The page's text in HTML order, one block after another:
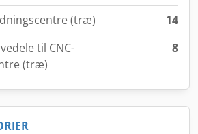
(træ)
14
til CNC-
(træ)
8